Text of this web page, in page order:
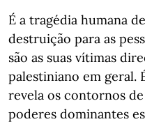
É a tragédia humana
destruição para as
são as suas vítimas
palestiniano em geral.
revela os contornos
poderes dominantes